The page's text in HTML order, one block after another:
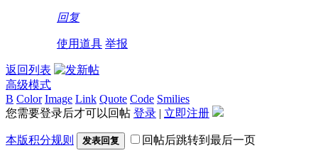
回复
使用道具 举报
返回列表
高级模式
B Color Image Link Quote Code Smilies
您需要登录后才可以回帖 登录 | 立即注册
本版积分规则 发表回复 回帖后跳转到最后一页